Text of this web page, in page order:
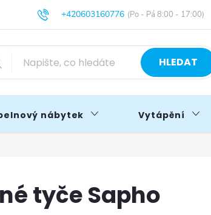
+420603160776
info@primakoupelny.cz
Obchodní podmínky Blog
HLEDAT
nábytek Vytápění
tyče Sapho